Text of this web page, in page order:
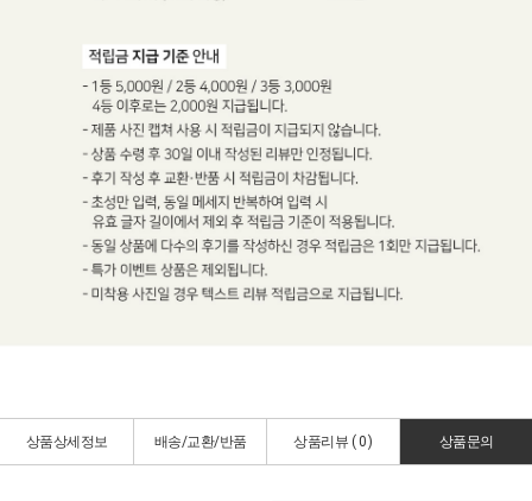
상품상세정보 배송/교환/반품 상품리뷰 ( 0) 상품문의